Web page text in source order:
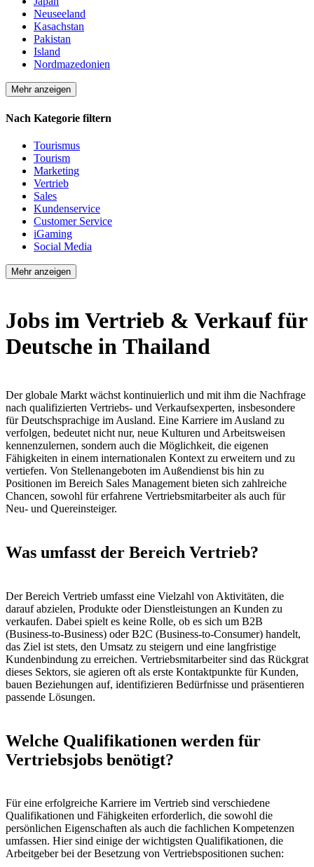
Neuseeland
Kasachstan
Pakistan
Island
Nordmazedonien
Mehr anzeigen
Nach Kategorie filtern
Tourismus
Tourism
Marketing
Vertrieb
Sales
Kundenservice
Customer Service
iGaming
Social Media
Mehr anzeigen
Jobs im Vertrieb & Verkauf für
Deutsche in Thailand
Der globale Markt wächst kontinuierlich und mit ihm die Nachfrage
nach qualifizierten Vertriebs- und Verkaufsexperten, insbesondere
für Deutschsprachige im Ausland. Eine Karriere im Ausland zu
verfolgen, bedeutet nicht nur, neue Kulturen und Arbeitsweisen
kennenzulernen, sondern auch die Möglichkeit, die eigenen
Fähigkeiten in einem internationalen Kontext zu erweitern und zu
vertiefen. Von Stellenangeboten im Außendienst bis hin zu
Positionen im Bereich Sales Management bieten sich zahlreiche
Chancen, sowohl für erfahrene Vertriebsmitarbeiter als auch für
Neu- und Quereinsteiger.
Was umfasst der Bereich Vertrieb?
Der Bereich Vertrieb umfasst eine Vielzahl von Aktivitäten, die
darauf abzielen, Produkte oder Dienstleistungen an Kunden zu
verkaufen. Dabei spielt es keine Rolle, ob es sich um B2B
(Business-to-Business) oder B2C (Business-to-Consumer) handelt,
das Ziel ist stets, den Umsatz zu steigern und eine langfristige
Kundenbindung zu erreichen. Vertriebsmitarbeiter sind das Rückgrat
dieses Sektors, sie agieren oft als erste Kontaktpunkte für Kunden,
bauen Beziehungen auf, identifizieren Bedürfnisse und präsentieren
passende Lösungen.
Welche Qualifikationen werden für
Vertriebsjobs benötigt?
Für eine erfolgreiche Karriere im Vertrieb sind verschiedene
Qualifikationen und Fähigkeiten erforderlich, die sowohl die
persönlichen Eigenschaften als auch die fachlichen Kompetenzen
umfassen. Hier sind einige der wichtigsten Qualifikationen, die
Arbeitgeber bei der Besetzung von Vertriebspositionen suchen: